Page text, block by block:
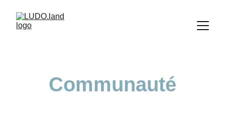
Communauté